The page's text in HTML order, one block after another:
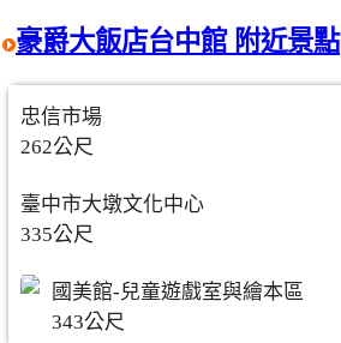
豪爵大飯店台中館 附近景點
忠信市場
262公尺
臺中市大墩文化中心
335公尺
國美館-兒童遊戲室與繪本區
343公尺